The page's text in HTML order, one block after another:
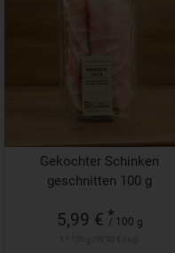
Gekochter Schinken
geschnitten 100 g
5,99 € *
/ 100 g